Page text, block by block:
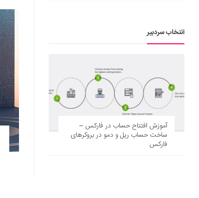
انتخاب سردبیر
آموزش افتتاح حساب در فارکس –
ساخت حساب ریل و دمو در بروکرهای
فارکس